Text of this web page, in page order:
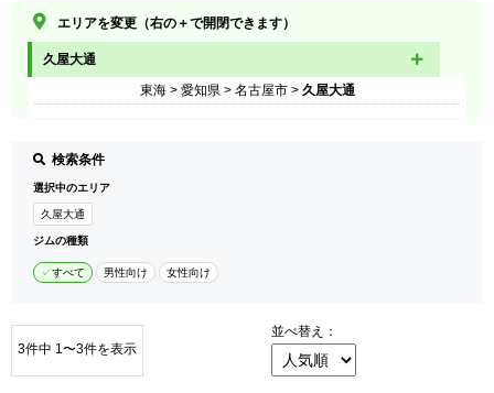
エリアを変更（右の＋で開閉できます）
久屋大通
東海> 愛知県> 名古屋市> 久屋大通
検索条件
選択中のエリア
久屋大通
ジムの種類
すべて 男性向け 女性向け
3件中 1〜3件を表示
並べ替え：